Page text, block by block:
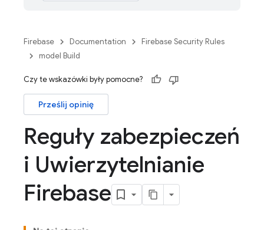
Firebase Documentation
Firebase Security Rules
model Build
Czy te wskazówki były pomocne?
Prześlij opinię
Reguły zabezpieczeń
i Uwierzytelnianie
Firebase